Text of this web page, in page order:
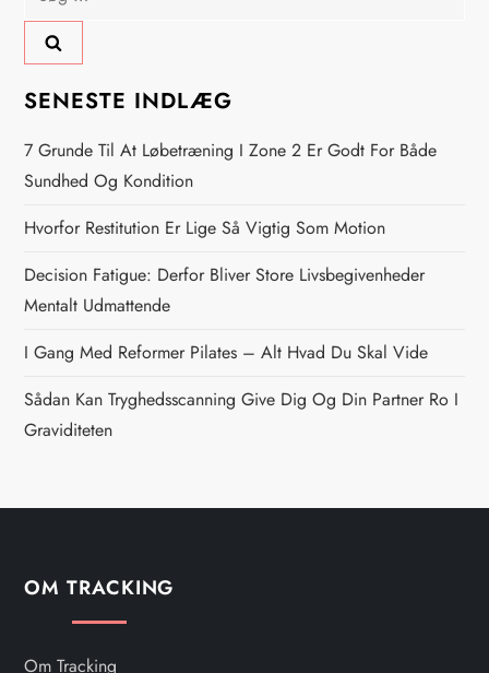
g
s
n
a
v
i
g
a
i
o
efter:
SENESTE INDLÆG
7 Grunde Til At Løbetræning I Zone 2 Er Godt For Både
Sundhed Og Kondition
Hvorfor Restitution Er Lige Så Vigtig Som Motion
Decision Fatigue: Derfor Bliver Store Livsbegivenheder
Mentalt Udmattende
I Gang Med Reformer Pilates – Alt Hvad Du Skal Vide
Sådan Kan Tryghedsscanning Give Dig Og Din Partner Ro I
Graviditeten
OM TRACKING
Om Tracking